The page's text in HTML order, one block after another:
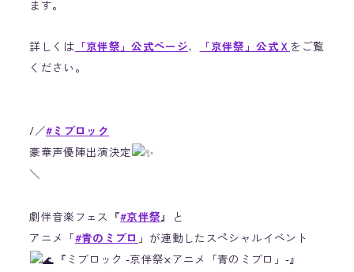
ます。
詳しくは 「京伴祭」公式ページ、 「京伴祭」公式Ｘ をご覧
ください。
/／#ミブロック
豪華声優陣出演決定
＼
劇伴音楽フェス『#京伴祭』と
アニメ「 #青のミブロ 」が連動したスペシャルイベント
『ミブロック -京伴祭×アニメ「青のミブロ」-』